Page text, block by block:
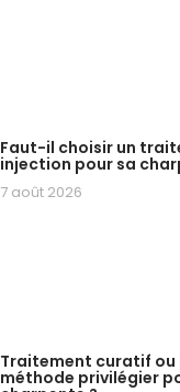
Faut-il choisir un
injection pour sa
7 août 2026
Traitement curatif ou
méthode privilégier